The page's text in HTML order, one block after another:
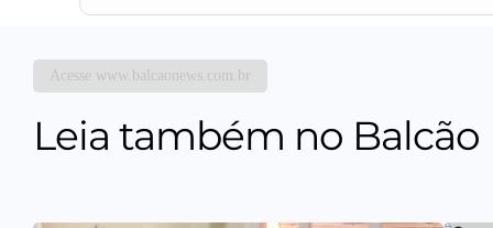
Acesse www.balcaonews.com.br
Leia também no Balcão